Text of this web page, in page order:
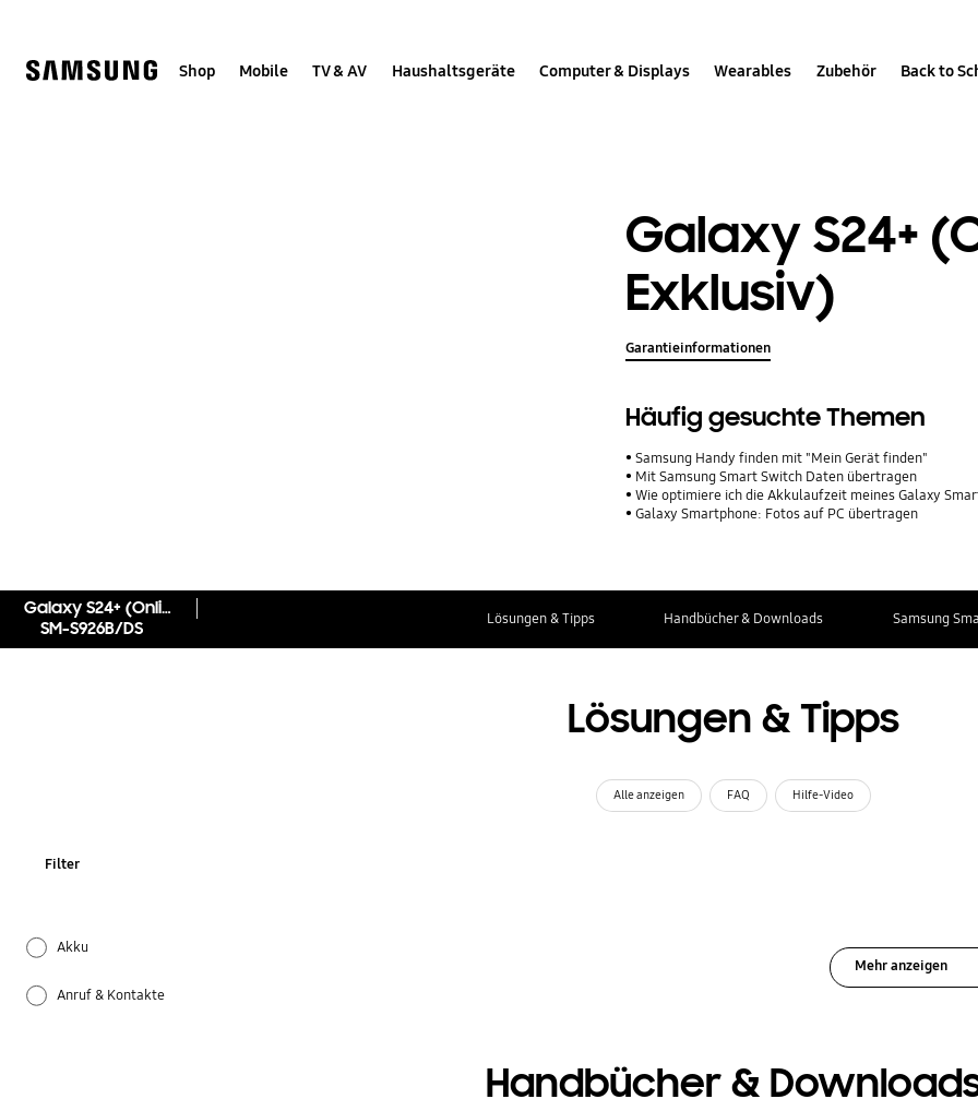
help
Shop Mobile TV & AV Haushaltsgeräte Computer & Displays Wearables Zubehör Back to
Galaxy S24+
Exklusiv)
Garantieinformationen
Häufig gesuchte Themen
Samsung Handy finden mit "Mein Gerät finden"
Mit Samsung Smart Switch Daten übertragen
Wie optimiere ich die Akkulaufzeit meines Galaxy
Galaxy Smartphone: Fotos auf PC übertragen
Galaxy S24+ (Online Exklusiv)
SM-S926B/DS
Lösungen & Tipps Handbücher & Downloads Samsung
Lösungen & Tipps
Alle anzeigen FAQ Hilfe-Video
Filter
Akku
Anruf & Kontakte
Mehr anzeigen
Handbücher &